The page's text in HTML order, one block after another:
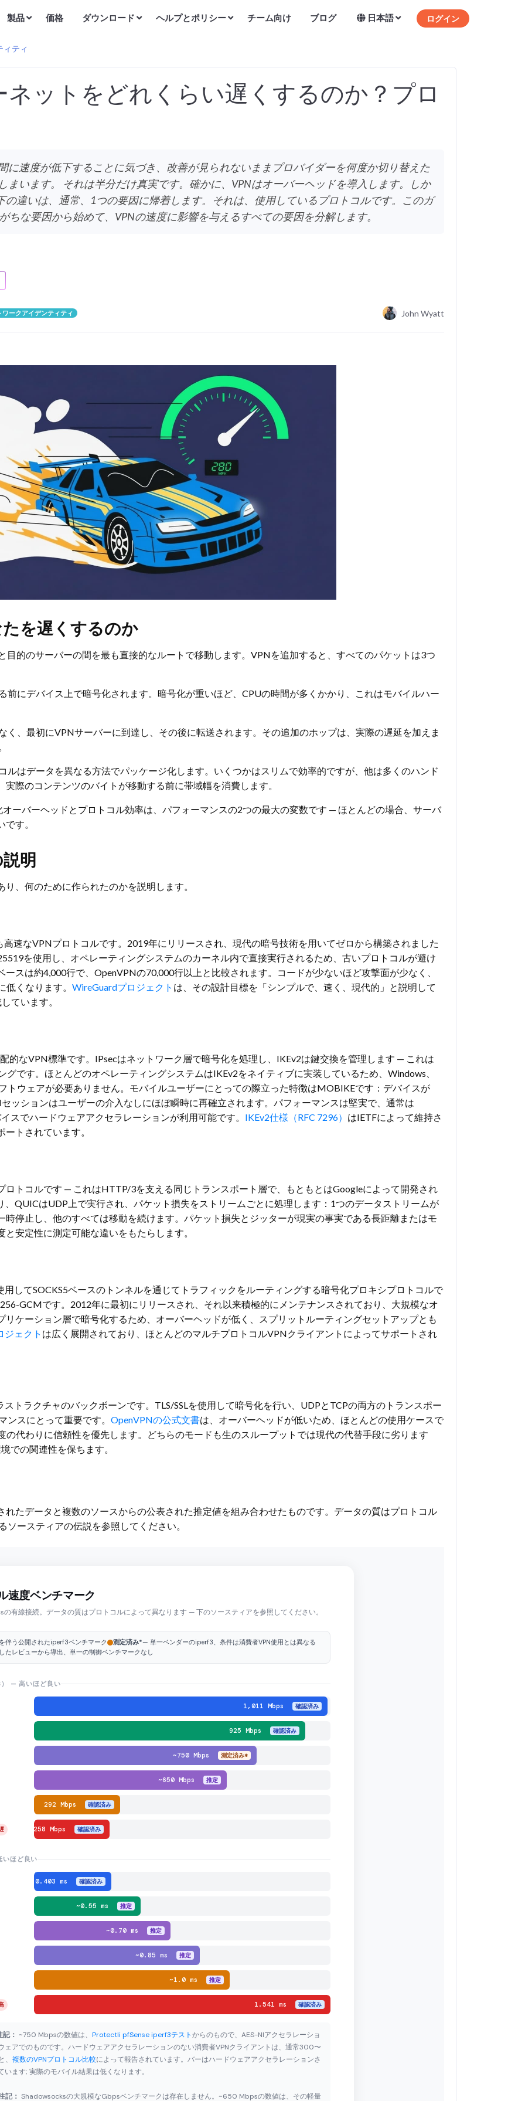
製品 価格 ダウンロード ヘルプとポリシー チーム向け ブログ 日本語 ログイン
ティ
ットをどれくらい遅くするのか？プロ
に速度が低下することに気づき、改善が見られないままプロバイダーを何度か切り替えた
まいます。 それは半分だけ真実です。確かに、VPNはオーバーヘッドを導入します。しか
の違いは、通常、1つの要因に帰着します。それは、使用しているプロトコルです。このガ
ちな要因から始めて、VPNの速度に影響を与えるすべての要因を分解します。
ークアイデンティティ John Wyatt
を遅くするのか
目的のサーバーの間を最も直接的なルートで移動します。VPNを追加すると、すべてのパケットは3つ
前にデバイス上で暗号化されます。暗号化が重いほど、CPUの時間が多くかかり、これはモバイルハー
く、最初にVPNサーバーに到達し、その後に転送されます。その追加のホップは、実際の遅延を加えま
ルはデータを異なる方法でパッケージ化します。いくつかはスリムで効率的ですが、他は多くのハンド
際のコンテンツのバイトが移動する前に帯域幅を消費します。
ーバーヘッドとプロトコル効率は、パフォーマンスの2つの最大の変数です — ほとんどの場合、サーバ
す。
明
、何のために作られたのかを説明します。
速なVPNプロトコルです。2019年にリリースされ、現代の暗号技術を用いてゼロから構築されました
を使用し、オペレーティングシステムのカーネル内で直接実行されるため、古いプロトコルが避け
スは約4,000行で、OpenVPNの70,000行以上と比較されます。コードが少ないほど攻撃面が少なく、
くなります。 WireGuardプロジェクト は、その設計目標を「シンプルで、速く、現代的」と説明して
ています。
的なVPN標準です。IPsecはネットワーク層で暗号化を処理し、IKEv2は鍵交換を管理します — これは
です。ほとんどのオペレーティングシステムはIKEv2をネイティブに実装しているため、Windows、
トウェアが必要ありません。モバイルユーザーにとっての際立った特徴はMOBIKEです：デバイスが
ッションはユーザーの介入なしにほぼ瞬時に再確立されます。パフォーマンスは堅実で、通常は
スでハードウェアアクセラレーションが利用可能です。 IKEv2仕様（RFC 7296） はIETFによって維持さ
トされています。
ロトコルです — これはHTTP/3を支える同じトランスポート層で、もともとはGoogleによって開発され
QUICはUDP上で実行され、パケット損失をストリームごとに処理します：1つのデータストリームが
停止し、他のすべては移動を続けます。パケット損失とジッターが現実の事実である長距離またはモ
安定性に測定可能な違いをもたらします。
してSOCKS5ベースのトンネルを通じてトラフィックをルーティングする暗号化プロキシプロトコルで
GCMです。2012年に最初にリリースされ、それ以来積極的にメンテナンスされており、大規模なオ
ケーション層で暗号化するため、オーバーヘッドが低く、スプリットルーティングセットアップとも
ジェクト は広く展開されており、ほとんどのマルチプロトコルVPNクライアントによってサポートされ
トラクチャのバックボーンです。TLS/SSLを使用して暗号化を行い、UDPとTCPの両方のトランスポー
スにとって重要です。 OpenVPNの公式文書は、オーバーヘッドが低いため、ほとんどの使用ケースで
の代わりに信頼性を優先します。どちらのモードも生のスループットでは現代の代替手段に劣ります
での関連性を保ちます。
たデータと複数のソースからの公表された推定値を組み合わせたものです。データの質はプロトコル
ースティアの伝説を参照してください。
速度ベンチマーク
の有線接続。データの質はプロトコルによって異なります — 下のソースティアを参照してください。
伴う公開されたiperf3ベンチマーク 測定済み*— 単一ベンダーのiperf3、条件は消費者VPN使用とは異なる
たレビューから導出、単一の制御ベンチマークなし
— 高いほど良い
1,011 Mbps 確認済み
925 Mbps 確認済み
~750 Mbps 測定済み*
~650 Mbps 推定
292 Mbps 確認済み
258 Mbps 確認済み
ほど良い
0.403 ms 確認済み
~0.55 ms 推定
~0.70 ms 推定
~0.85 ms 推定
~1.0 ms 推定
1.541 ms 確認済み
： ~750 Mbpsの数値は、 Protectli pfSense iperf3テストからのもので、AES-NIアクセラレーショ
ェアでのものです。ハードウェアアクセラレーションのない消費者VPNクライアントは、通常300〜
複数のVPNプロトコル比較によって報告されています。バーはハードウェアアクセラレーションさ
います; 実際のモバイル結果は低くなります。
記： Shadowsocksの大規模なGbpsベンチマークは存在しません。~650 Mbpsの数値は、その軽量